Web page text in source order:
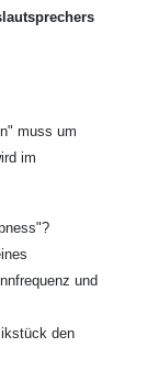
muss um
im
und
den